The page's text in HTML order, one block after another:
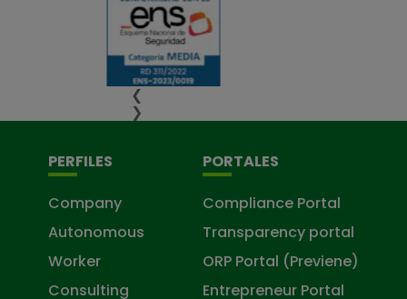
❮
❯
PERFILES
Company
Autonomous
Worker
Consulting
PORTALES
Compliance Portal
Transparency portal
ORP Portal (Previene)
Entrepreneur Portal